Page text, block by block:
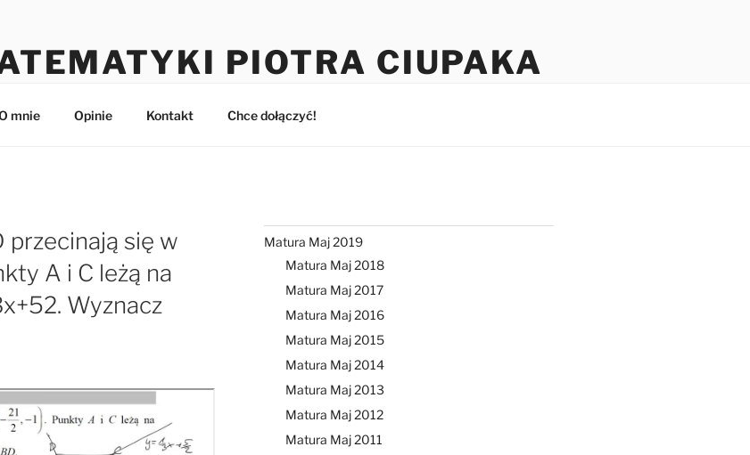
PIOTRA CIUPAKA
mnie Opinie Kontakt Chce dołączyć!
przecinają się w
A i C leżą na
Wyznacz
Matura Maj 2019
Matura Maj 2018
Matura Maj 2017
Matura Maj 2016
Matura Maj 2015
Matura Maj 2014
Matura Maj 2013
Matura Maj 2012
Matura Maj 2011